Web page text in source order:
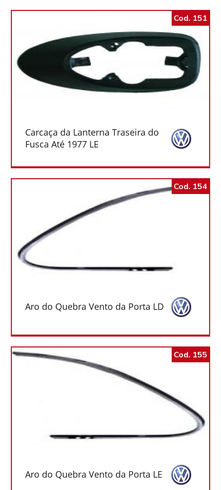
Cod. 151
Carcaça da Lanterna Traseira do
Fusca Até 1977 LE
Cod. 154
Aro do Quebra Vento da Porta LD
Cod. 155
Aro do Quebra Vento da Porta LE